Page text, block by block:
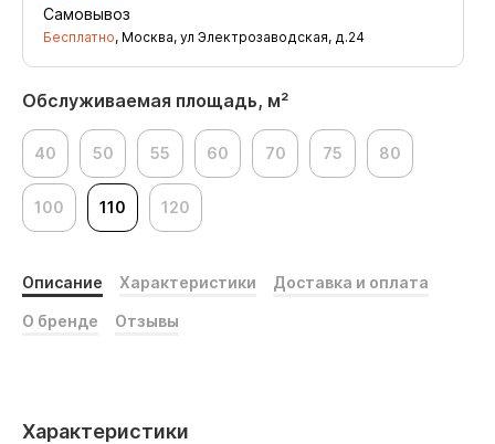
Обслуживаемая площадь, м²
40 50 55 60 70 75 80
100 110 120
Самовывоз
Бесплатно, Москва, ул Электрозаводская, д.24
Описание Характеристики Доставка и оплата
О бренде Отзывы
Характеристики